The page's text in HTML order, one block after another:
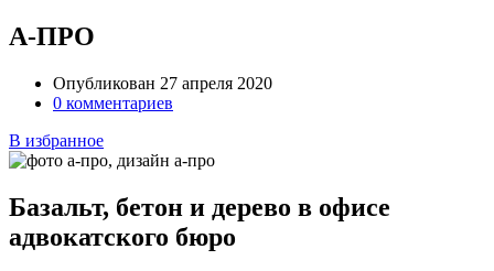
А-ПРО
Опубликован 27 апреля 2020
0 комментариев
В избранное
Базальт, бетон и дерево в офисе
адвокатского бюро